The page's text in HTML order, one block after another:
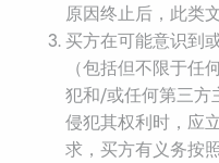
原因终止后，此类
买方在可能意识到
（包括但不限于任
犯和/或任何第三方
侵犯其权利时，应
求，买方有义务按